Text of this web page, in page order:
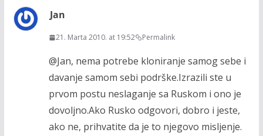
Jan
21. Marta 2010. at 19:52 Permalink
@Jan, nema potrebe kloniranje samog sebe i
davanje samom sebi podrške.Izrazili ste u
prvom postu neslaganje sa Ruskom i ono je
dovoljno.Ako Rusko odgovori, dobro i jeste,
ako ne, prihvatite da je to njegovo misljenje.